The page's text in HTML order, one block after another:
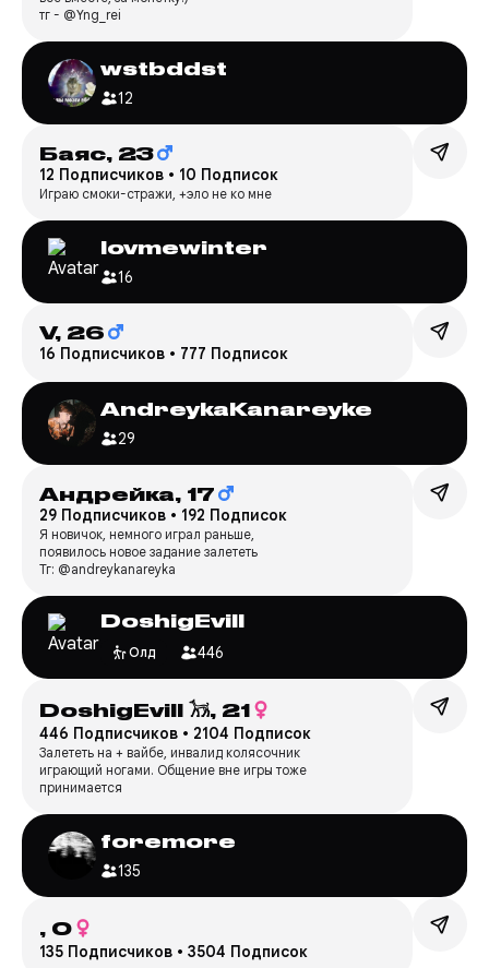
тг - @Yng_rei
wstbddst
12
Баяс, 23
12 Подписчиков • 10 Подписок
Играю смоки-стражи, +эло не ко мне
lovmewinter
16
V, 26
16 Подписчиков • 777 Подписок
AndreykaKanareyke
29
Андрейка, 17
29 Подписчиков • 192 Подписок
Я новичок, немного играл раньше,
появилось новое задание залететь
Тг: @andreykanareyka
DoshigEvill
Олд 446
DoshigEvill 𓃡, 21
446 Подписчиков • 2104 Подписок
Залететь на + вайбе, инвалид колясочник
играющий ногами. Общение вне игры тоже
принимается
foremore
135
, 0
135 Подписчиков • 3504 Подписок